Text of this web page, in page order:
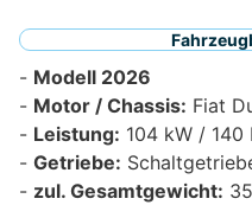
Modell 2026
Motor / Chassis: Fiat
Leistung: 104 kW / 140
Getriebe:
zul. Gesamtgewicht: